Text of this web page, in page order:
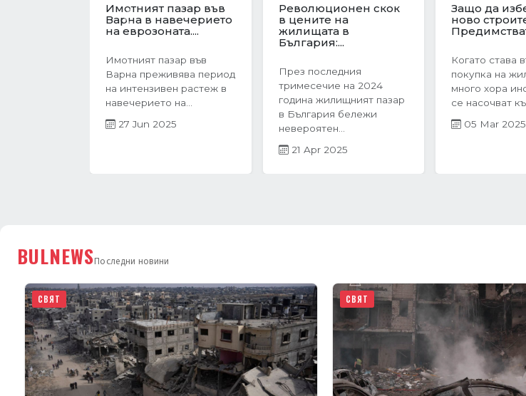
Имотният пазар във
Варна в навечерието
на еврозоната....
Имотният пазар във
Варна преживява период
на интензивен растеж в
навечерието на...
27 Jun 2025
Революционен скок
в цените на
жилищата в
България:...
През последния
тримесечие на 2024
година жилищният пазар
в България бележи
невероятен...
21 Apr 2025
Защо да
ново
Когато става
покупка на
много хора
се насочват
05 Mar 2025
Önceki
BULNEWSПоследни новини
СВЯТ СВЯТ